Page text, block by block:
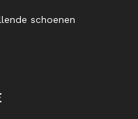
schoenen